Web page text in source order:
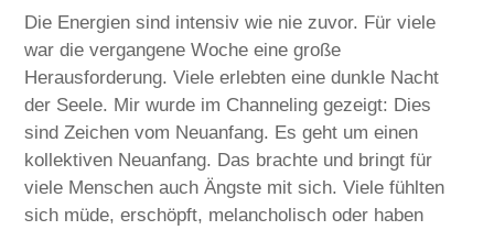
Die Energien sind intensiv wie nie zuvor. Für viele
war die vergangene Woche eine große
Herausforderung. Viele erlebten eine dunkle Nacht
der Seele. Mir wurde im Channeling gezeigt: Dies
sind Zeichen vom Neuanfang. Es geht um einen
kollektiven Neuanfang. Das brachte und bringt für
viele Menschen auch Ängste mit sich. Viele fühlten
sich müde, erschöpft, melancholisch oder haben